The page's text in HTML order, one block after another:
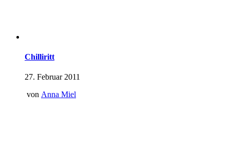
Chilliritt
27. Februar 2011
von Anna Miel